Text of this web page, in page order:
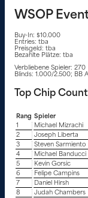
WSOP
Buy-In: $10.000
Entries: tba
Preisgeld: tba
Bezahlte Plätze: tba
Verbliebene Spieler: 270
Blinds: 1.000/2.500; BB
Top Chip
Rang Spieler
1
Michael Mizrachi
2
Joseph Liberta
3
Steven Sarmiento
4
Michael Banducci
5
Kevin Gorsic
6
Felipe Campins
7
Daniel Hirsh
8
Judah Chambers